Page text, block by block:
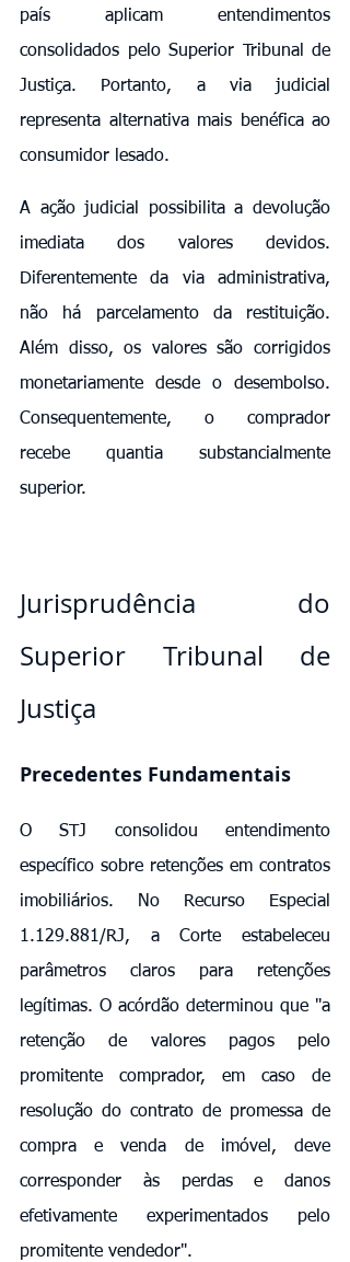
país aplicam entendimentos
consolidados pelo Superior Tribunal de
Justiça. Portanto, a via judicial
representa alternativa mais benéfica ao
consumidor lesado.
A ação judicial possibilita a devolução
imediata dos valores devidos.
Diferentemente da via administrativa,
não há parcelamento da restituição.
Além disso, os valores são corrigidos
monetariamente desde o desembolso.
Consequentemente, o comprador
recebe quantia substancialmente
superior.
Jurisprudência do
Superior Tribunal de
Justiça
Precedentes Fundamentais
O STJ consolidou entendimento
específico sobre retenções em contratos
imobiliários. No Recurso Especial
1.129.881/RJ, a Corte estabeleceu
parâmetros claros para retenções
legítimas. O acórdão determinou que "a
retenção de valores pagos pelo
promitente comprador, em caso de
resolução do contrato de promessa de
compra e venda de imóvel, deve
corresponder às perdas e danos
efetivamente experimentados pelo
promitente vendedor".